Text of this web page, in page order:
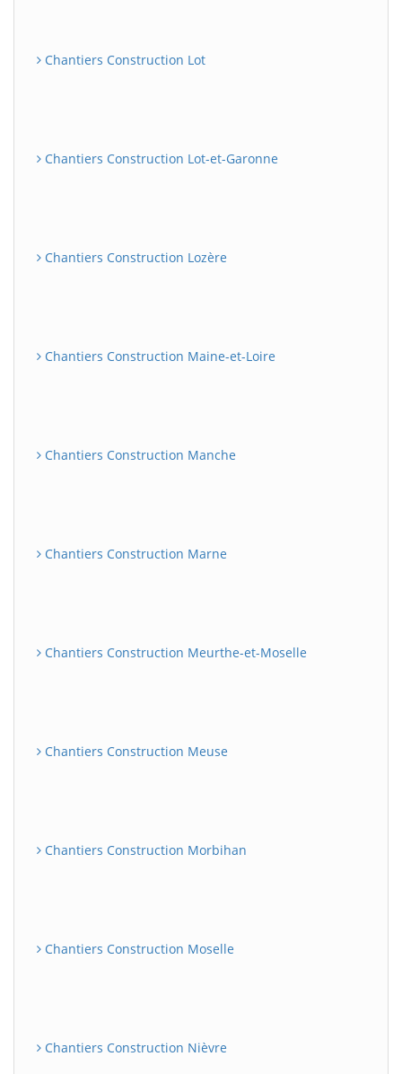
Chantiers Construction Lot
Chantiers Construction Lot-et-Garonne
Chantiers Construction Lozère
Chantiers Construction Maine-et-Loire
Chantiers Construction Manche
Chantiers Construction Marne
Chantiers Construction Meurthe-et-Moselle
Chantiers Construction Meuse
Chantiers Construction Morbihan
Chantiers Construction Moselle
Chantiers Construction Nièvre